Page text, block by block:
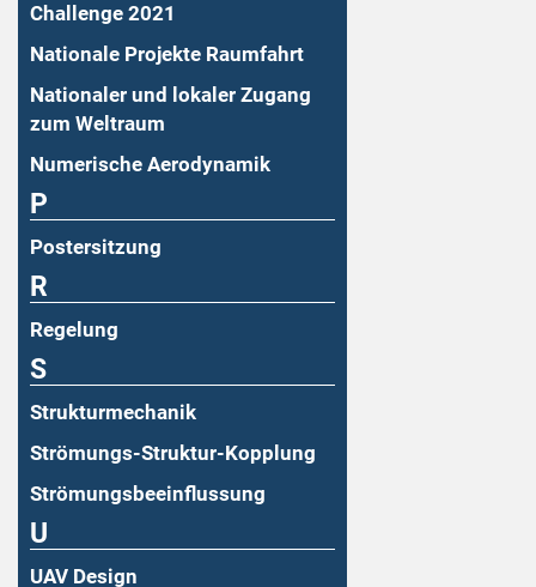
Challenge 2021
Nationale Projekte Raumfahrt
Nationaler und lokaler Zugang
zum Weltraum
Numerische Aerodynamik
P
Postersitzung
R
Regelung
S
Strukturmechanik
Strömungs-Struktur-Kopplung
Strömungsbeeinflussung
U
UAV Design